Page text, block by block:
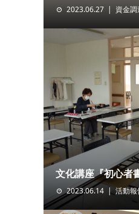
2023.06.27 資金
文化講座『初心者
2023.06.14 活動報